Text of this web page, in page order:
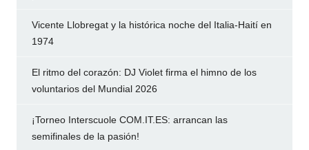
Vicente Llobregat y la histórica noche del Italia-Haití en
1974
El ritmo del corazón: DJ Violet firma el himno de los
voluntarios del Mundial 2026
¡Torneo Interscuole COM.IT.ES: arrancan las
semifinales de la pasión!